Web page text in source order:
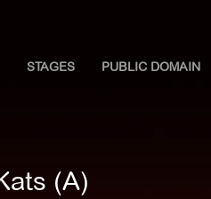
STAGES PUBLIC DOMAIN
(A)